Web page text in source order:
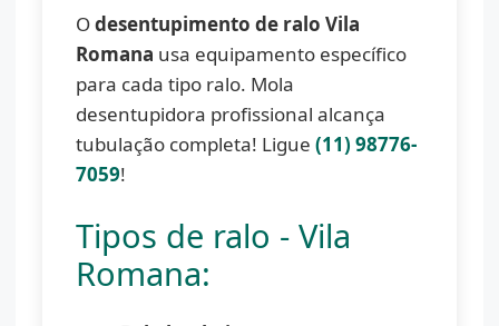
Odesentupimento de ralo Vila
Romana usa equipamento específico
para cada tipo ralo. Mola
desentupidora profissional alcança
tubulação completa! Ligue(11) 98776-
7059!
Tipos de ralo - Vila
Romana: